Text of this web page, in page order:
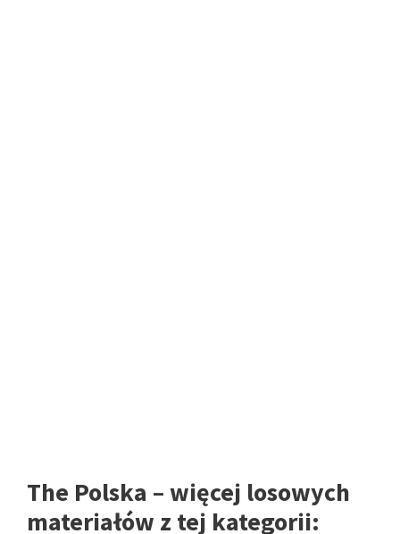
The Polska – więcej losowych
materiałów z tej kategorii: